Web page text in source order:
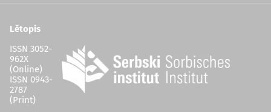
Lětopis
ISSN 3052-
962X
(Online)
ISSN 0943-
2787
(Print)